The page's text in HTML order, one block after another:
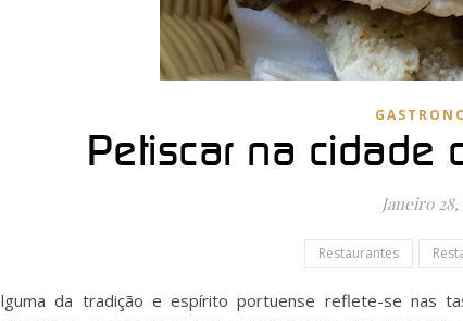
Petiscar na cidade
Janeiro 28,
Restaurantes
lguma da tradição e espírito portuense reflete-se nas